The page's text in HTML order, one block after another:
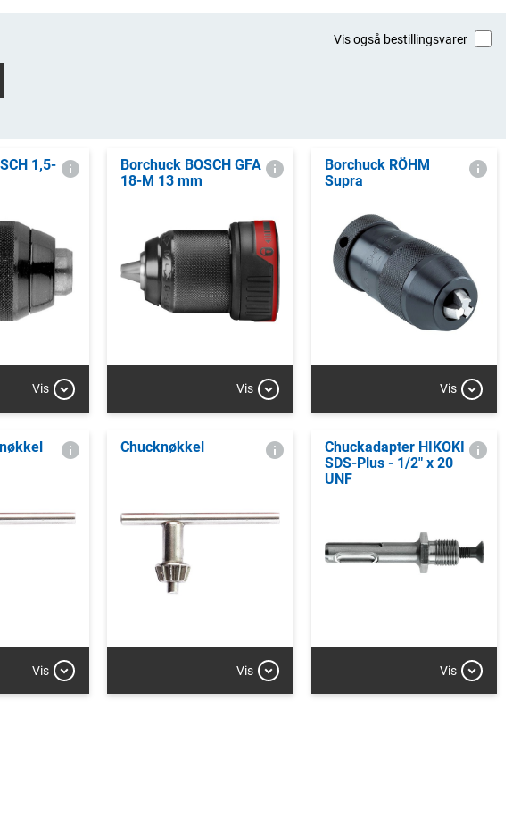
Vis også bestillingsvarer
1,5-
Vis
Borchuck BOSCH GFA
18-M 13 mm
Vis
Borchuck RÖHM
Supra
Vis
Vis
Chucknøkkel
Vis
Chuckadapter HIKOKI
SDS-Plus - 1/2" x 20
UNF
Vis